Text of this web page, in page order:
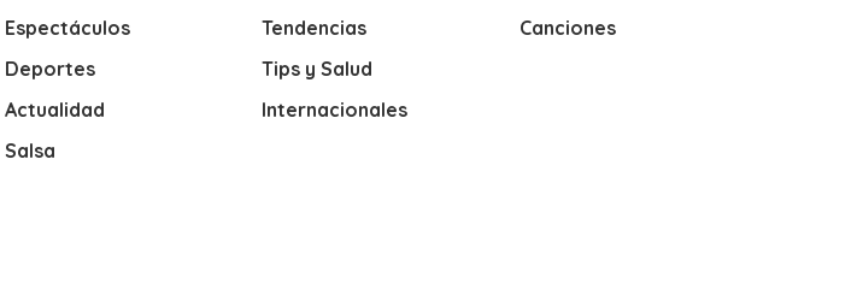
Espectáculos
Deportes
Actualidad
Salsa
Tendencias
Tips y Salud
Internacionales
Canciones